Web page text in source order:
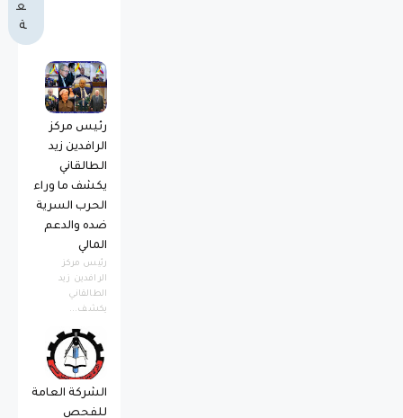
ع
ة
رئيس مركز
الرافدين زيد
الطالقاني
يكشف ما وراء
الحرب السرية
ضده والدعم
المالي
رئيس مركز
الرافدين زيد
الطالقاني
يكشف...
الشركة العامة
للفحص